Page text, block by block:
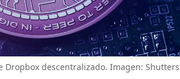
Dropbox descentralizado. Imagen: